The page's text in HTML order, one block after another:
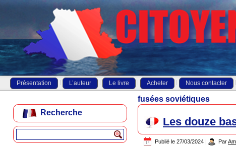
Présentation L’auteur Le livre Acheter Nous contacter
Recherche
fusées soviétiques
Les douze
Publié le 27/03/2024 | Par